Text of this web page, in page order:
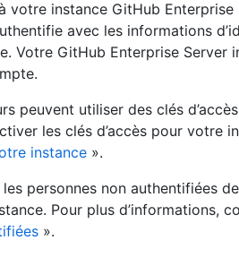
votre instance GitHub
avec les informations
Votre GitHub Enterprise Server
peuvent utiliser des clés
les clés d’accès pour votre
instance ».
personnes non authentifiées
Pour plus d’informations,
».